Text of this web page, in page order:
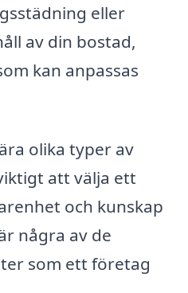
eller
av din bostad,
kan anpassas
olika typer av
att välja ett
och kunskap
några av de
som ett företag